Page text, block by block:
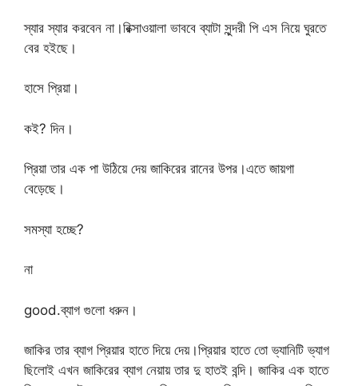
স্যার স্যার করবেন না।রিক্সাওয়ালা ভাববে ব্যাটা সুন্দরী পি এস নিয়ে ঘুরতে
বের হইছে।
হাসে প্রিয়া।
কই? দিন।
প্রিয়া তার এক পা উঠিয়ে দেয় জাকিরের রানের উপর।এতে জায়গা
বেড়েছে।
সমস্যা হচ্ছে?
না
good.ব্যাগ গুলো ধরুন।
জাকির তার ব্যাগ প্রিয়ার হাতে দিয়ে দেয়।প্রিয়ার হাতে তো ভ্যানিটি ভ্যাগ
ছিলোই এখন জাকিরের ব্যাগ নেয়ায় তার দু হাতই বন্দি। জাকির এক হাতে